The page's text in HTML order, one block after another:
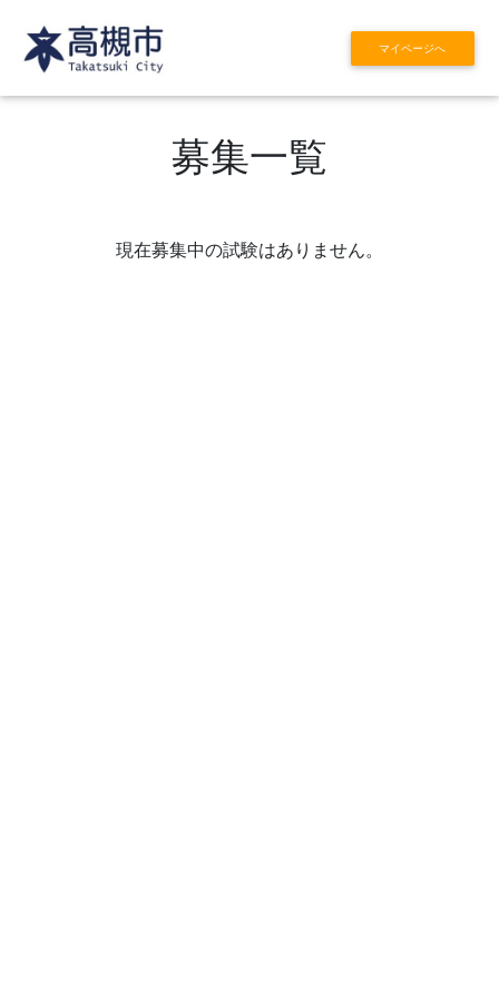
マイページへ
募集一覧
現在募集中の試験はありません。